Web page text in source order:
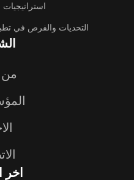
استراتيجيات
التحديات والفرص في
اخر